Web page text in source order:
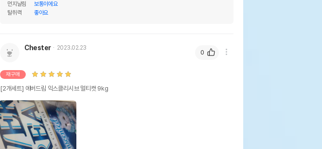
먼지날림
보통이에요
탈취력
좋아요
Chester 2023.02.23
재구매
[2개세트] 에버드림 익스클리시브 멀티캣 9kg
0